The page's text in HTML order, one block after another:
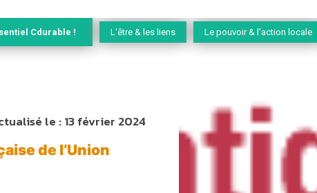
Cdurable ! L'être & les liens Le pouvoir & l'action locale
le :13 février 2024
de l’Union